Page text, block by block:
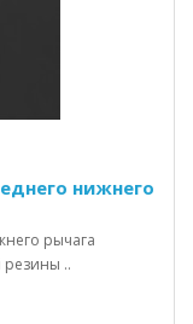
нижнего
рычага
резины ..